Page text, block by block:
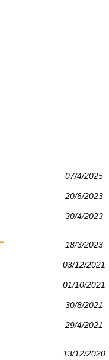
07/4/2025
20/6/2023
30/4/2023
18/3/2023
03/12/2021
01/10/2021
30/8/2021
29/4/2021
13/12/2020